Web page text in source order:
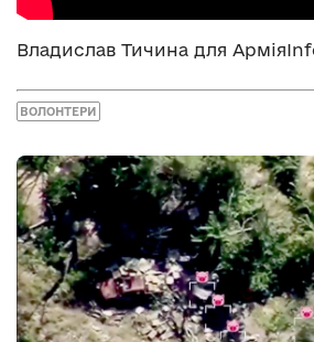
Владислав Тичина для
ВОЛОНТЕРИ